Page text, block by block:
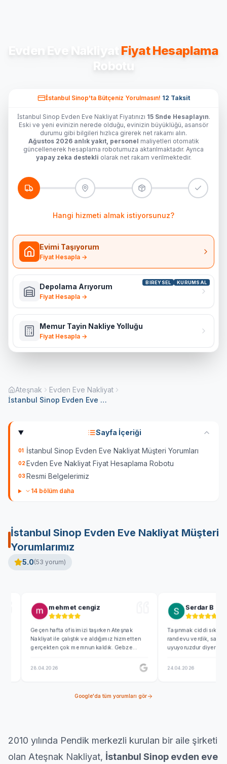
Evden Eve Nakliyat Fiyat Hesaplama
Robotu
İstanbul Sinop'taBütçeniz Yorulmasın! 12 Taksit
İstanbul Sinop Evden Eve Nakliyat Fiyatınızı 15 Snde Hesaplayın.
Eski ve yeni evinizin nerede olduğu, evinizin büyüklüğü, asansör
durumu gibi bilgileri hızlıca girerek net rakamı alın.
Ağustos 2026 anlık yakıt, personel maliyetleri otomatik
güncellenerek hesaplama robotumuza aktarılmaktadır. Ayrıca
yapay zeka destekli olarak net rakam verilmektedir.
Hangi hizmeti almak istiyorsunuz?
Evimi Taşıyorum
Fiyat Hesapla →
BIREYSEL KURUMSAL
Depolama Arıyorum
Fiyat Hesapla →
Memur Tayin Nakliye Yolluğu
Fiyat Hesapla →
Ateşnak
Evden Eve Nakliyat
İstanbul Sinop Evden Eve Nakliyat
Sayfa İçeriği
01 İstanbul Sinop Evden Eve Nakliyat Müşteri Yorumları
02Evden Eve Nakliyat Fiyat Hesaplama Robotu
03Resmi Belgelerimiz
14bölüm daha
İstanbul Sinop Evden Eve NakliyatMüşteri
Yorumlarımız
5.0(53 yorum)
mehmet cengiz
Geçen hafta ofisimizi taşırken Ateşnak
Nakliyat ile çalıştık ve aldığımız hizmetten
gerçekten çok memnun kaldık. Gebze
geçerken eşyaların paketlenmesinden
en ufak bir çizik dahi olmadan sapağlam
28.04.2026
Serdar B
Taşınmak ciddi sıkıntılı bir
randevu verdik, saat 05 de
uyuyoruzdur diyerek 0530a
zamanında ve kusursuz
24.04.2026
Google'da tüm yorumları gör
2010 yılında Pendik merkezli kurulan bir aile şirketi
olan Ateşnak Nakliyat, İstanbul Sinop evden eve